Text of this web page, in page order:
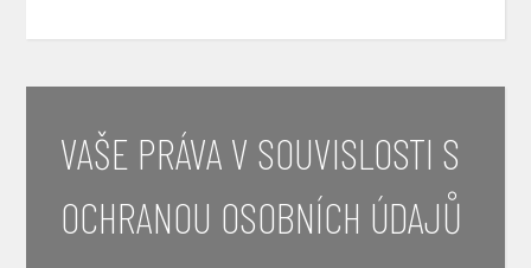
VAŠE PRÁVA V SOUVISLOSTI S
OCHRANOU OSOBNÍCH ÚDAJŮ